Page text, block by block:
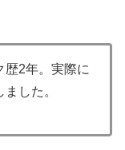
歴2年。実際に
した。